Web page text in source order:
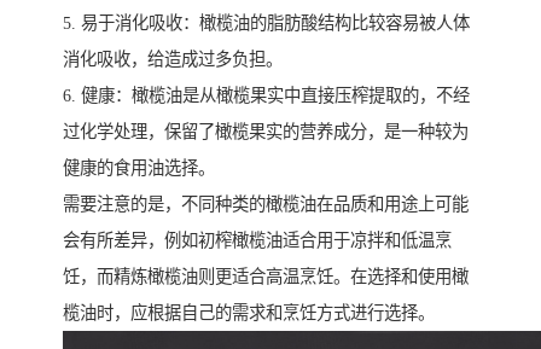
5. 易于消化吸收：橄榄油的脂肪酸结构比较容易被人体
消化吸收，给造成过多负担。
6. 健康：橄榄油是从橄榄果实中直接压榨提取的，不经
过化学处理，保留了橄榄果实的营养成分，是一种较为
健康的食用油选择。
需要注意的是，不同种类的橄榄油在品质和用途上可能
会有所差异，例如初榨橄榄油适合用于凉拌和低温烹
饪，而精炼橄榄油则更适合高温烹饪。在选择和使用橄
榄油时，应根据自己的需求和烹饪方式进行选择。